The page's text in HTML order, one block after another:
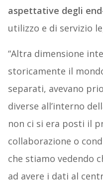
aspettative degli
utilizzo e di servizio
“Altra dimensione
storicamente il
separati, avevano
diverse all’interno
non ci si era posti il
collaborazione o
che stiamo vedendo
ad avere i dati al